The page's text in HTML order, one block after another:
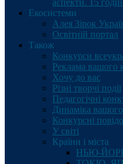
аспекти. 15
Екосистеми
Алея Зірок
Освітній портал
Також
Конкурси
Реклама вашого
Хочу до вас
Різні творчі події
Педагогічні
Динаміка вашого
Конкурсні
У світі
Країни і міста
НЬЮ-